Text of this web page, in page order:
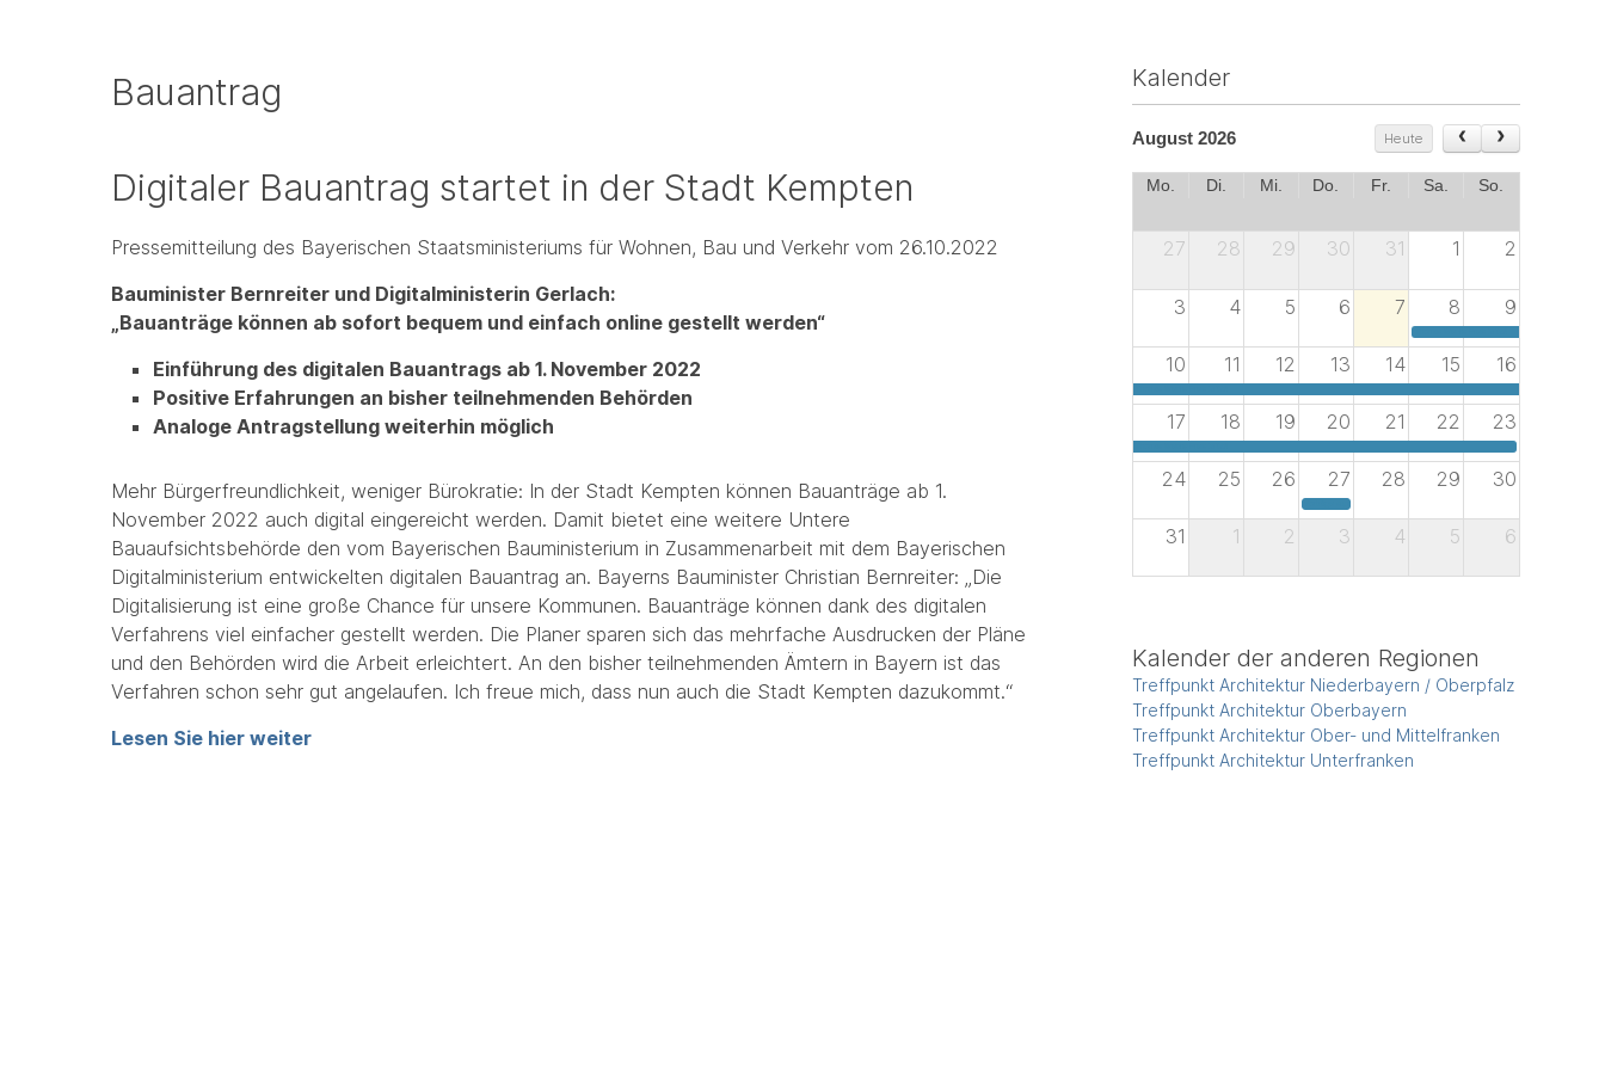
Bauantrag
Digitaler Bauantrag startet in der Stadt Kempten
Pressemitteilung des Bayerischen Staatsministeriums für Wohnen, Bau und Verkehr vom 26.10.2022
Bauminister Bernreiter und Digitalministerin Gerlach:
„Bauanträge können ab sofort bequem und einfach online gestellt werden“
Einführung des digitalen Bauantrags ab 1. November 2022
Positive Erfahrungen an bisher teilnehmenden Behörden
Analoge Antragstellung weiterhin möglich
Mehr Bürgerfreundlichkeit, weniger Bürokratie: In der Stadt Kempten können Bauanträge ab 1.
November 2022 auch digital eingereicht werden. Damit bietet eine weitere Untere
Bauaufsichtsbehörde den vom Bayerischen Bauministerium in Zusammenarbeit mit dem Bayerischen
Digitalministerium entwickelten digitalen Bauantrag an. Bayerns Bauminister Christian Bernreiter: „Die
Digitalisierung ist eine große Chance für unsere Kommunen. Bauanträge können dank des digitalen
Verfahrens viel einfacher gestellt werden. Die Planer sparen sich das mehrfache Ausdrucken der Pläne
und den Behörden wird die Arbeit erleichtert. An den bisher teilnehmenden Ämtern in Bayern ist das
Verfahren schon sehr gut angelaufen. Ich freue mich, dass nun auch die Stadt Kempten dazukommt.“
Lesen Sie hier weiter
Kalender
August 2026 Heute
Mo. Di. Mi. Do. Fr. Sa. So.
27 28 29 30 31 1 2
3 4 5 6 7 8 9
10 11 12 13 14 15 16
17 18 19 20 21 22 23
24 25 26 27 28 29 30
31 1 2 3 4 5 6
Kalender der anderen Regionen
Treffpunkt Architektur Niederbayern / Oberpfalz
Treffpunkt Architektur Oberbayern
Treffpunkt Architektur Ober- und Mittelfranken
Treffpunkt Architektur Unterfranken